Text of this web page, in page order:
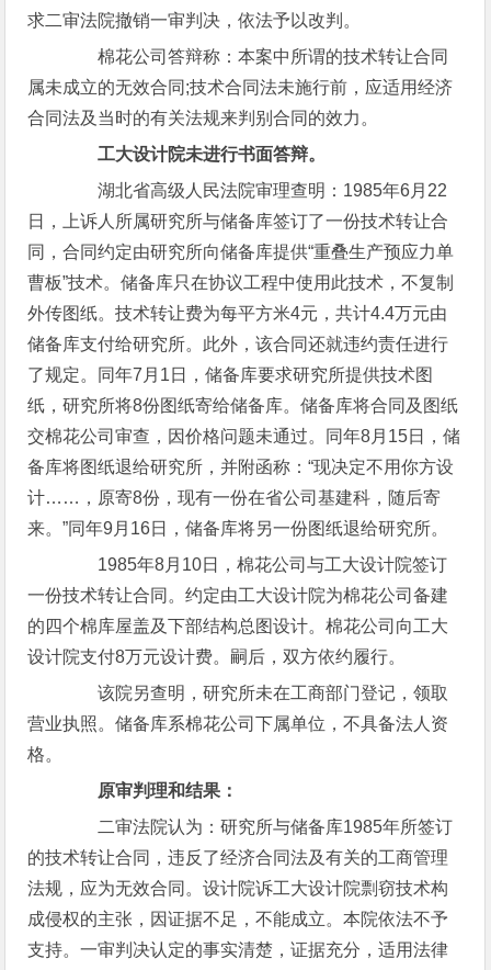
求二审法院撤销一审判决，依法予以改判。
棉花公司答辩称：本案中所谓的技术转让合同
属未成立的无效合同;技术合同法未施行前，应适用经济
合同法及当时的有关法规来判别合同的效力。
工大设计院未进行书面答辩。
湖北省高级人民法院审理查明：1985年6月22
日，上诉人所属研究所与储备库签订了一份技术转让合
同，合同约定由研究所向储备库提供“重叠生产预应力单
曹板”技术。储备库只在协议工程中使用此技术，不复制
外传图纸。技术转让费为每平方米4元，共计4.4万元由
储备库支付给研究所。此外，该合同还就违约责任进行
了规定。同年7月1日，储备库要求研究所提供技术图
纸，研究所将8份图纸寄给储备库。储备库将合同及图纸
交棉花公司审查，因价格问题未通过。同年8月15日，储
备库将图纸退给研究所，并附函称：“现决定不用你方设
计……，原寄8份，现有一份在省公司基建科，随后寄
来。”同年9月16日，储备库将另一份图纸退给研究所。
1985年8月10日，棉花公司与工大设计院签订
一份技术转让合同。约定由工大设计院为棉花公司备建
的四个棉库屋盖及下部结构总图设计。棉花公司向工大
设计院支付8万元设计费。嗣后，双方依约履行。
该院另查明，研究所未在工商部门登记，领取
营业执照。储备库系棉花公司下属单位，不具备法人资
格。
原审判理和结果：
二审法院认为：研究所与储备库1985年所签订
的技术转让合同，违反了经济合同法及有关的工商管理
法规，应为无效合同。设计院诉工大设计院剽窃技术构
成侵权的主张，因证据不足，不能成立。本院依法不予
支持。一审判决认定的事实清楚，证据充分，适用法律